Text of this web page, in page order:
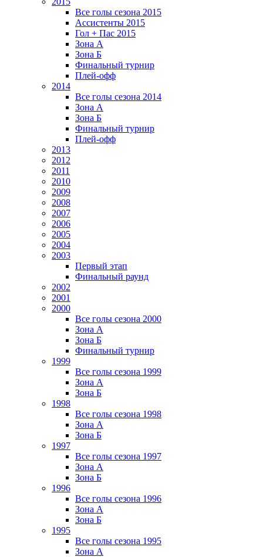
Все голы сезона 2015
Ассистенты 2015
Гол + Пас 2015
Зона А
Зона Б
Финальный турнир
Плей-офф
2014
Все голы сезона 2014
Зона А
Зона Б
Финальный турнир
Плей-офф
2013
2012
2011
2010
2009
2008
2007
2006
2005
2004
2003
Первый этап
Финальный раунд
2002
2001
2000
Все голы сезона 2000
Зона А
Зона Б
Финальный турнир
1999
Все голы сезона 1999
Зона А
Зона Б
1998
Все голы сезона 1998
Зона А
Зона Б
1997
Все голы сезона 1997
Зона А
Зона Б
1996
Все голы сезона 1996
Зона А
Зона Б
1995
Все голы сезона 1995
Зона А